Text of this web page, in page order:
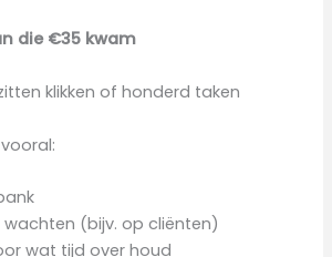
die €35 kwam
klikken of honderd taken
(bijv. op cliënten)
wat tijd over houd